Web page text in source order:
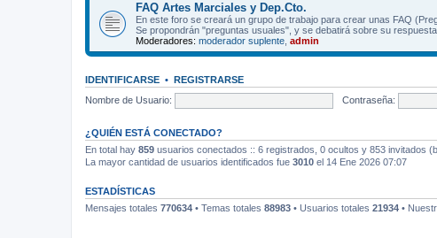
FAQ Artes Marciales y Dep.Cto.
En este foro se creará un grupo de trabajo para crear unas FAQ
Se propondrán "preguntas usuales", y se debatirá sobre su
Moderadores: moderador suplente admin
IDENTIFICARSE • REGISTRARSE
Nombre de Usuario:
Contraseña:
¿QUIÉN ESTÁ CONECTADO?
En total hay 859 usuarios conectados :: 6 registrados, 0 ocultos y 853 invitados
La mayor cantidad de usuarios identificados fue 3010 el 14 Ene 2026 07:07
ESTADÍSTICAS
Mensajes totales 770634 • Temas totales 88983 • Usuarios totales 21934 •